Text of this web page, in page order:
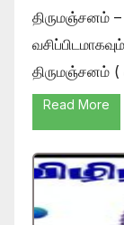
திருமஞ்சனம் –
திருமஞ்சனம்
Read More